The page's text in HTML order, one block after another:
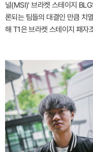
널(MSI)' 브라켓 스테이지
론되는 팀들의 대결인 만큼 치
해 T1은 브라켓 스테이지 패자